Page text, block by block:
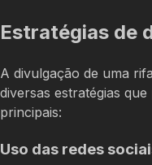
Estratégias de
A divulgação de uma
diversas estratégias
principais:
Uso das redes